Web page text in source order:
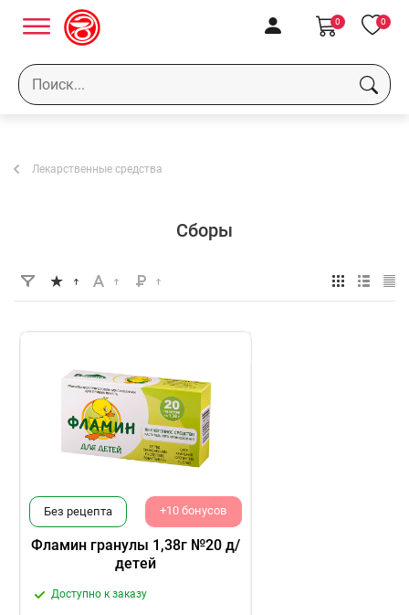
0
0
Лекарственные средства
Сборы
Без рецепта +10 бонусов
Фламин гранулы 1,38г №20 д/
детей
Доступно к заказу